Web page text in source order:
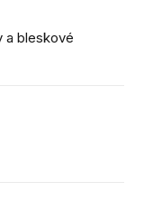
a bleskové